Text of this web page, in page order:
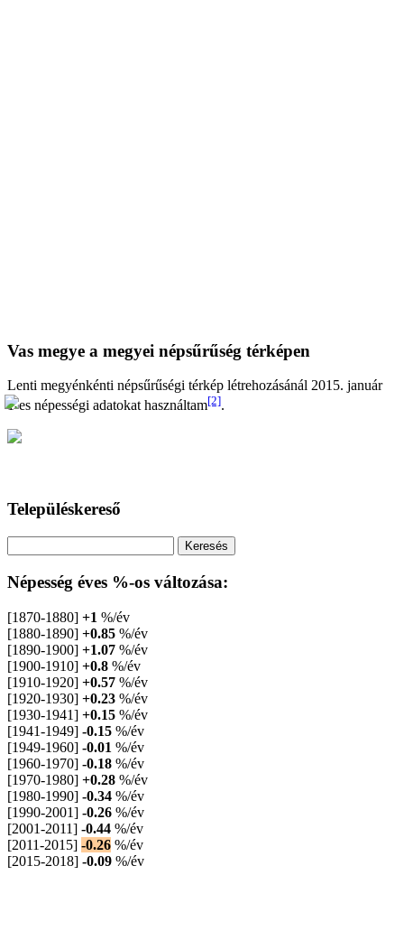
Vas megye a megyei népsűrűség térképen
Lenti megyénkénti népsűrűségi térkép létrehozásánál 2015. január
1-es népességi adatokat használtam[2].
Településkereső
Népesség éves %-os változása:
[1870-1880] +1 %/év
[1880-1890] +0.85 %/év
[1890-1900] +1.07 %/év
[1900-1910] +0.8 %/év
[1910-1920] +0.57 %/év
[1920-1930] +0.23 %/év
[1930-1941] +0.15 %/év
[1941-1949] -0.15 %/év
[1949-1960] -0.01 %/év
[1960-1970] -0.18 %/év
[1970-1980] +0.28 %/év
[1980-1990] -0.34 %/év
[1990-2001] -0.26 %/év
[2001-2011] -0.44 %/év
[2011-2015] -0.26 %/év
[2015-2018] -0.09 %/év